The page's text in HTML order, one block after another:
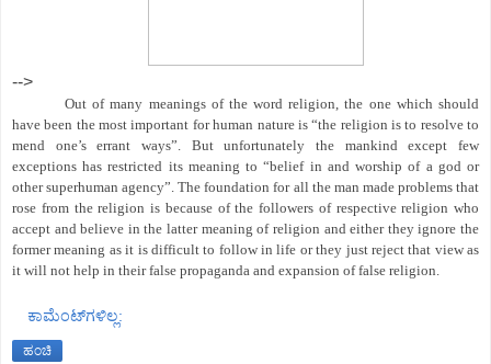
-->
Out of many meanings of the word religion, the one which should
have been the most important for human nature is “the religion is to resolve to
mend one’s errant ways”. But unfortunately the mankind except few
exceptions has restricted its meaning to “belief in and worship of a god or
other superhuman agency”. The foundation for all the man made problems that
rose from the religion is because of the followers of respective religion who
accept and believe in the latter meaning of religion and either they ignore the
former meaning as it is difficult to follow in life or they just reject that view as
it will not help in their false propaganda and expansion of false religion.
ಕಾಮೆಂಟ್‌ಗಳಿಲ್ಲ:
ಹಂಚಿ